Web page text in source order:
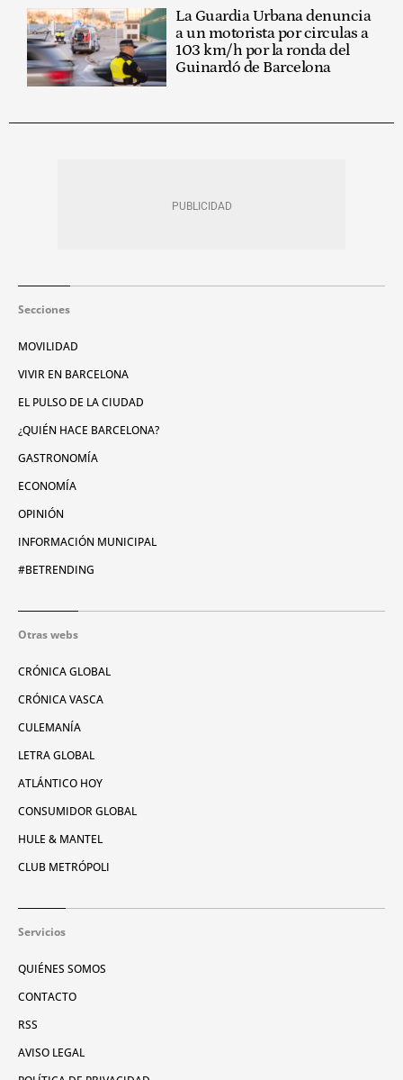
La Guardia Urbana denuncia
a un motorista por circulas a
103 km/h por la ronda del
Guinardó de Barcelona
Secciones
MOVILIDAD
VIVIR EN BARCELONA
EL PULSO DE LA CIUDAD
¿QUIÉN HACE BARCELONA?
GASTRONOMÍA
ECONOMÍA
OPINIÓN
INFORMACIÓN MUNICIPAL
#BETRENDING
Otras webs
CRÓNICA GLOBAL
CRÓNICA VASCA
CULEMANÍA
LETRA GLOBAL
ATLÁNTICO HOY
CONSUMIDOR GLOBAL
HULE & MANTEL
CLUB METRÓPOLI
Servicios
QUIÉNES SOMOS
CONTACTO
RSS
AVISO LEGAL